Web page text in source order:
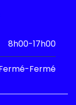
8h00-17h00
Fermé